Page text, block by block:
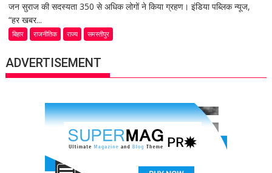
जन सुराज की सदस्यता 350 से अधिक लोगों ने किया ग्रहण। इंडिया पब्लिक न्यूज,
“हर खबर...
बिहार राजनीतिक राज्य समस्तीपुर
ADVERTISEMENT